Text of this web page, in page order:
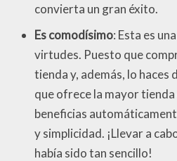
convierta un gran éxito.
Es comodísimo: Esta es
virtudes. Puesto que
tienda y, además, lo
que ofrece la mayor
beneficias
y simplicidad. ¡Llevar a
había sido tan sencillo!